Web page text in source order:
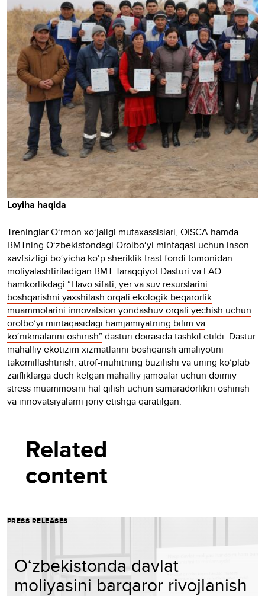
Loyiha haqida
Treninglar O‘rmon xo‘jaligi mutaxassislari, OISCA hamda
BMTning O‘zbekistondagi Orolbo‘yi mintaqasi uchun inson
xavfsizligi bo‘yicha ko‘p sheriklik trast fondi tomonidan
moliyalashtiriladigan BMT Taraqqiyot Dasturi va FAO
hamkorlikdagi “Havo sifati, yer va suv resurslarini
boshqarishni yaxshilash orqali ekologik beqarorlik
muammolarini innovatsion yondashuv orqali yechish uchun
orolbo‘yi mintaqasidagi hamjamiyatning bilim va
ko‘nikmalarini oshirish”dasturi doirasida tashkil etildi. Dastur
mahalliy ekotizim xizmatlarini boshqarish amaliyotini
takomillashtirish, atrof-muhitning buzilishi va uning ko‘plab
zaifliklarga duch kelgan mahalliy jamoalar uchun doimiy
stress muammosini hal qilish uchun samaradorlikni oshirish
va innovatsiyalarni joriy etishga qaratilgan.
Related
content
PRESS RELEASES
O‘zbekistonda davlat
moliyasini barqaror rivojlanish